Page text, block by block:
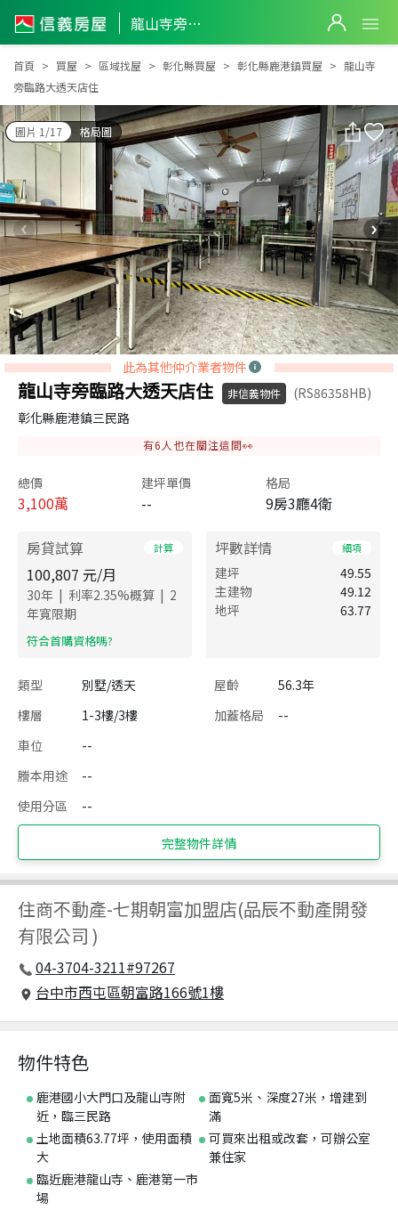
龍山寺旁臨路大透天店住
龍山寺旁臨路大透天店住
首頁 買屋 區域找屋 彰化縣買屋 彰化縣鹿港鎮買屋
龍山寺
旁臨路大透天店住
圖片 1/17 格局圖
此為其他仲介業者物件
龍山寺旁臨路大透天店住 非信義物件
(RS86358HB)
彰化縣鹿港鎮三民路
有6 人也在關注這間👀
總價
3,100萬
建坪單價
--
格局
9房3廳4衛
房貸試算 計算
100,807 元/月
30年 | 利率2.35%概算 | 2
年寬限期
​符合首購資格嗎?
坪數詳情 細項
建坪
49.55
主建物
49.12
地坪
63.77
類型 別墅/透天 屋齡
56.3年
樓層
1-3樓/3樓 加蓋格局
--
車位
--
謄本用途
--
使用分區
--
完整物件詳情
住商不動產-七期朝富加盟店(品辰不動產開發
有限公司 )
04-3704-3211#97267
台中市西屯區朝富路166號1樓
物件特色
鹿港國小大門口及龍山寺附
近，臨三民路
面寬5米、深度27米，增建到
滿
土地面積63.77坪，使用面積
大
可買來出租或改套，可辦公室
兼住家
臨近鹿港龍山寺、鹿港第一市
場